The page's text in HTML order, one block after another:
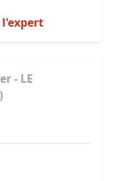
l'expert
- LE